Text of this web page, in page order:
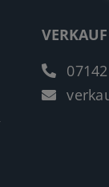
VERKAUF